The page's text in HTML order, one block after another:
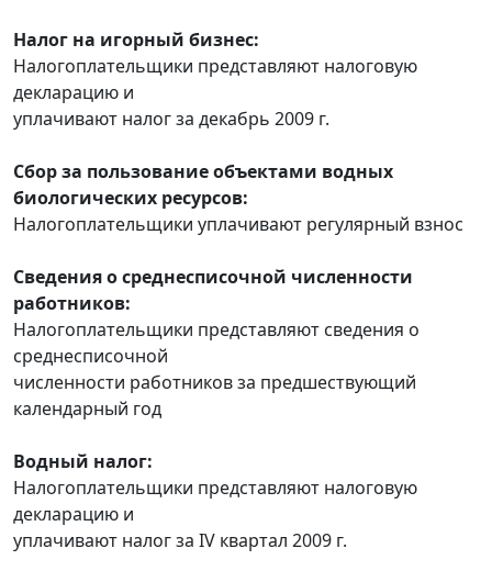
Налог на игорный бизнес:
Налогоплательщики представляют налоговую
декларацию и
уплачивают налог за декабрь 2009 г.
Сбор за пользование объектами водных
биологических ресурсов:
Налогоплательщики уплачивают регулярный взнос
Сведения о среднесписочной численности
работников:
Налогоплательщики представляют сведения о
среднесписочной
численности работников за предшествующий
календарный год
Водный налог:
Налогоплательщики представляют налоговую
декларацию и
уплачивают налог за IV квартал 2009 г.